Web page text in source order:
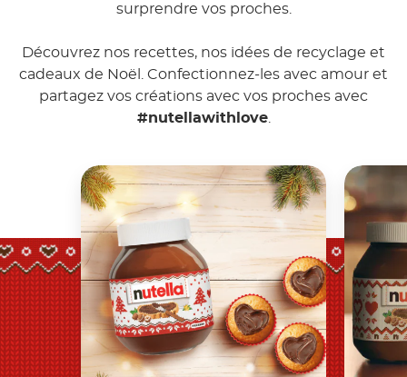
surprendre vos proches.
Découvrez nos recettes, nos idées de recyclage et
cadeaux de Noël. Confectionnez-les avec amour et
partagez vos créations avec vos proches avec
#nutellawithlove.